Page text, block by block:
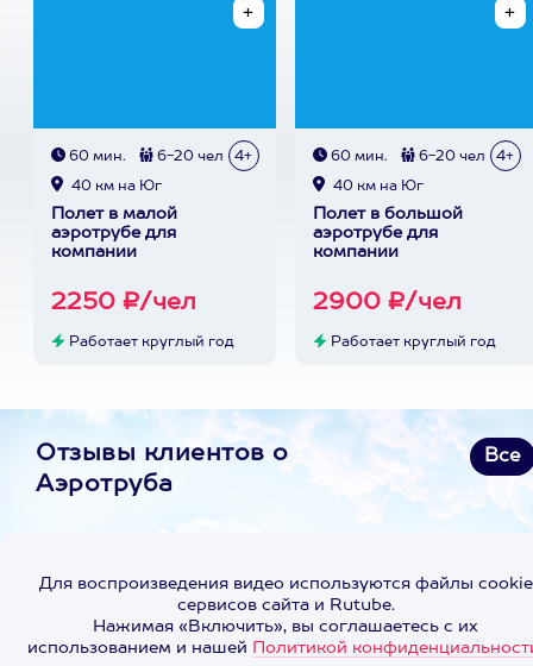
60 мин. 6-20 чел 4+
40 км на Юг
Полет в малой
аэротрубе для
компании
2250 ₽/чел
Работает круглый год
60 мин. 6-20 чел 4+
40 км на Юг
Полет в большой
аэротрубе для
компании
2900 ₽/чел
Работает круглый год
Отзывы клиентов о
Аэротруба
Все
Для воспроизведения видео используются файлы cookie
сервисов сайта и Rutube.
Нажимая «Включить», вы соглашаетесь с их
использованием и нашей Политикой